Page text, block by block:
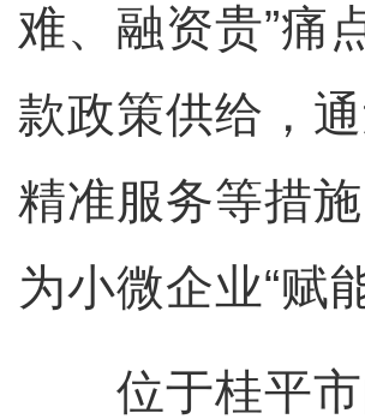
难、融资贵”痛
款政策供给，
精准服务等措
为小微企业“赋能
位于桂平市